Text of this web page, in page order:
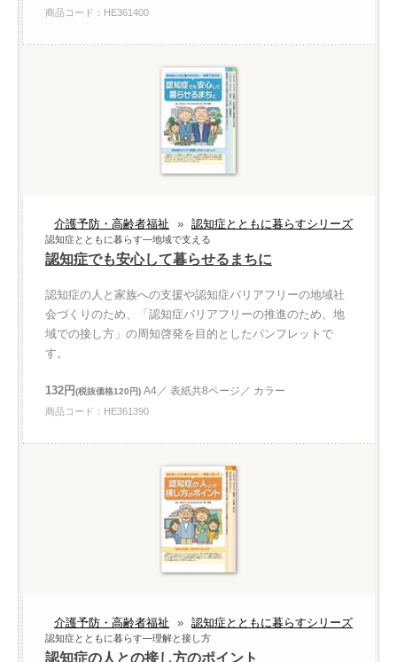
商品コード：HE361400
介護予防・高齢者福祉 » 認知症とともに暮らすシリーズ
認知症とともに暮らす—地域で支える
認知症でも安心して暮らせるまちに
認知症の人と家族への支援や認知症バリアフリーの地域社
会づくりのため、「認知症バリアフリーの推進のため、地
域での接し方」の周知啓発を目的としたパンフレットで
す。
132円(税抜価格120円) A4／ 表紙共8ページ／ カラー
商品コード：HE361390
介護予防・高齢者福祉 » 認知症とともに暮らすシリーズ
認知症とともに暮らす—理解と接し方
認知症の人との接し方のポイント